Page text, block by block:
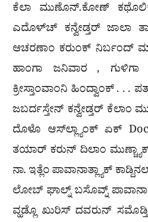
ಕೆಲಾ ಮುಣೊನ್.ಕೋಣ್
ಎದೊಳ್‌ಚ್ ಕನ್ವೇಡ್ತರ್ ಜಾಲಾ
ಆಚರಣಾಂ ಕರುಂಕ್ ನಿರ್ಬಂದ್
ಹಾಂಗಾ ಜನಿವಾರ ,
ಕ್ರೀಸ್ತಾಂವಾಂನಿ ಹಿಂದ್ವಾಂಕ್ . . .
ಜಬರ್ದಸ್ತೇನ್ ಕನ್ವೇಡ್ತರ್ ಕೆಲಾಂ
ದೊಳೊ ಆಸ್‌ಲ್ಲ್ಯಾಂಕ್ ಏಕ್
ತಯಾರ್ ಕರುನ್ ದಿಲಾಂ
ನಾ. ಇತ್ಲೆಂ ಪಾವಾನಾತ್ಲ್ಯಾಕ್
ಲೋಬ್ ಘಾಲ್ನ್ ಬಸೊವ್ನ್
ವ್ಹಡ್ಲೊ ಖುರಿಸ್ ದವರುನ್